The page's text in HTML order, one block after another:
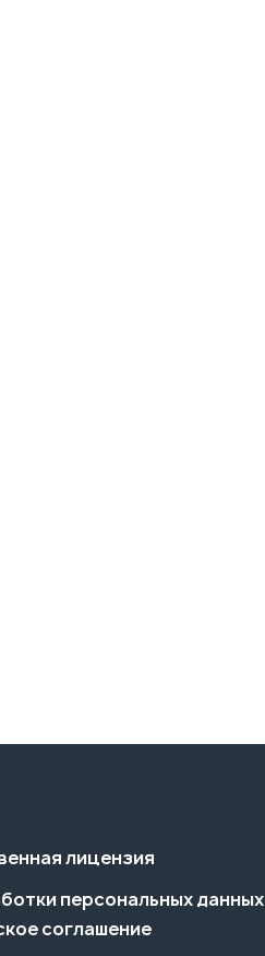
лицензия
персональных данных
соглашение